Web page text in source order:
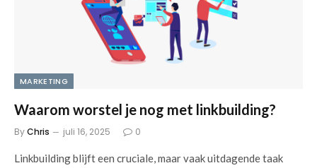
MARKETING
Waarom worstel je nog met linkbuilding?
ByChris juli 16, 2025 0
Linkbuilding blijft een cruciale, maar vaak uitdagende taak